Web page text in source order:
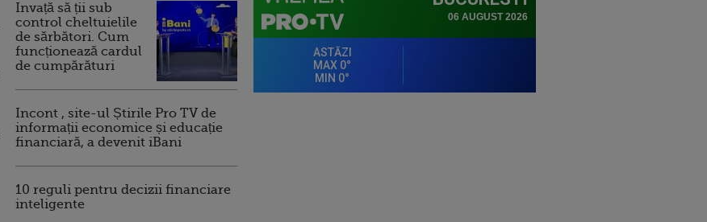
Invață să ții sub
control cheltuielile
de sărbători. Cum
funcționează cardul
de cumpărături
Incont , site-ul Știrile Pro TV de
informații economice și educație
financiară, a devenit iBani
10 reguli pentru decizii financiare
inteligente